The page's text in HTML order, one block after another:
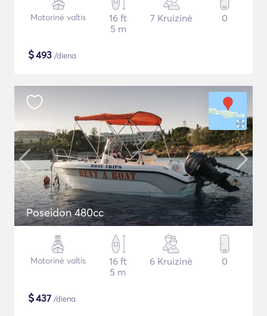
Motorinė valtis
16 ft
5 m
7 Kruizinė 0
$493 /diena
Poseidon 480cc
Motorinė valtis
16 ft
5 m
6 Kruizinė 0
$437 /diena